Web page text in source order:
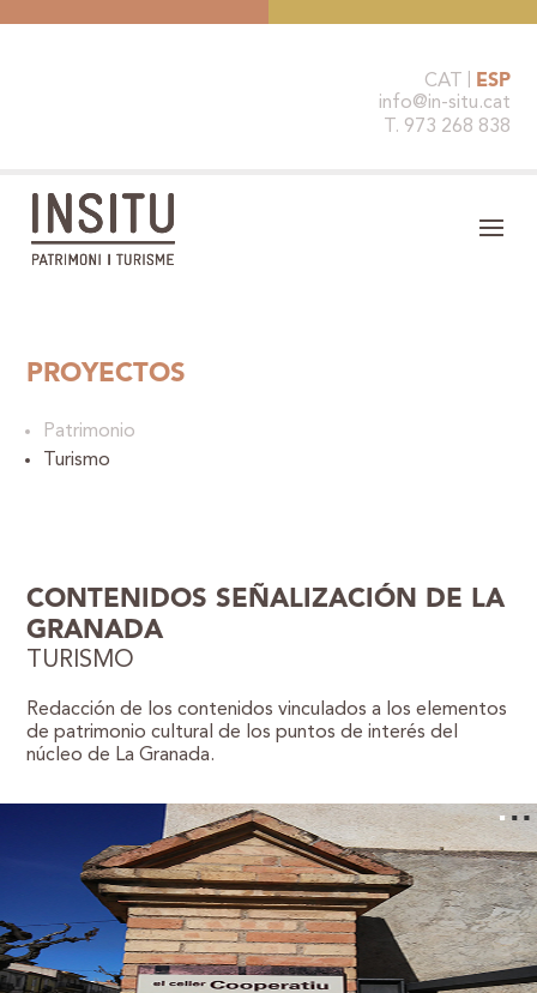
ESP
CAT
info@in-situ.cat
T. 973 268 838
PROYECTOS
Patrimonio
Turismo
CONTENIDOS SEÑALIZACIÓN DE LA
GRANADA
TURISMO
Redacción de los contenidos vinculados a los elementos
de patrimonio cultural de los puntos de interés del
núcleo de La Granada.
WordPress Gallery Free Version